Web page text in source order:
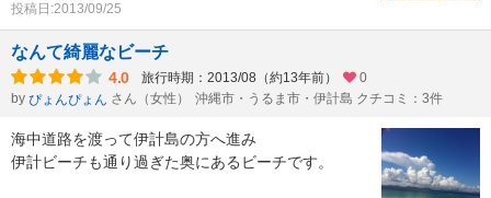
投稿日:2013/09/25
なんて綺麗なビーチ
4.0 旅行時期：2013/08（約13年前）
0
by ぴょんぴょん さん（女性） 沖縄市・うるま市・伊計島 クチコミ：3件
海中道路を渡って伊計島の方へ進み
伊計ビーチも通り過ぎた奥にあるビーチです。